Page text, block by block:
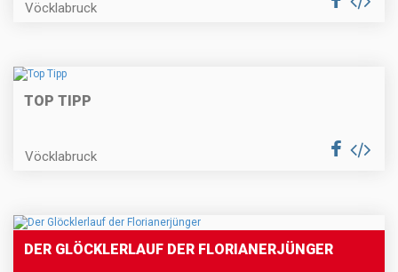
Vöcklabruck
TOP TIPP
Vöcklabruck
DER GLÖCKLERLAUF DER FLORIANERJÜNGER